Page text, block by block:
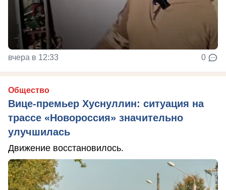
вчера в 12:33 0
Общество
Вице-премьер Хуснуллин: ситуация на
трассе «Новороссия» значительно
улучшилась
Движение восстановилось.